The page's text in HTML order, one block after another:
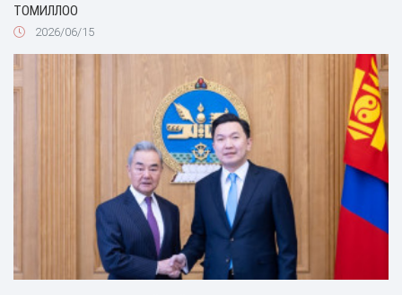
ТОМИЛЛОО
2026/06/15